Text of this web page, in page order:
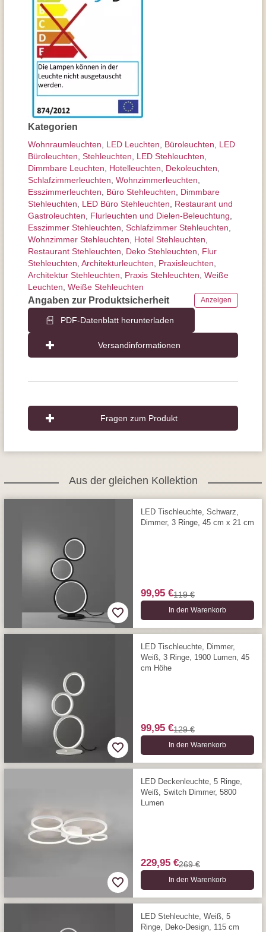
Kategorien
Wohnraum­leuchten LED Leuchten Büroleuchten
LED
Büroleuchten Stehleuchten LED Stehleuchten
Dimmbare Leuchten
Hotelleuchten Dekoleuchten
Schlafzimmer­leuchten Wohnzimmer­leuchten
Esszimmer­­leuchten
Büro Stehleuchten
Dimmbare
Stehleuchten
LED Büro Stehleuchten
Restaurant und
Gastroleuchten
Flurleuchten und Dielen-Beleuchtung
Esszimmer Stehleuchten Schlafzimmer Stehleuchten
Wohnzimmer Stehleuchten
Hotel Stehleuchten
Restaurant Stehleuchten
Deko Stehleuchten
Flur
Stehleuchten Architektur­leuchten Praxisleuchten
Architektur Stehleuchten
Praxis Stehleuchten Weiße
Leuchten Weiße Stehleuchten
Angaben zur Produktsicherheit Anzeigen
PDF-Datenblatt herunterladen
Versandinformationen
Fragen zum Produkt
Aus der gleichen Kollektion
LED Tischleuchte, Schwarz,
Dimmer, 3 Ringe, 45 cm x 21 cm
99,95 €119 €
In den Warenkorb
LED Tischleuchte, Dimmer,
Weiß, 3 Ringe, 1900 Lumen, 45
cm Höhe
99,95 €129 €
In den Warenkorb
LED Deckenleuchte, 5 Ringe,
Weiß, Switch Dimmer, 5800
Lumen
229,95 €269 €
In den Warenkorb
LED Stehleuchte, Weiß, 5
Ringe, Deko-Design, 115 cm